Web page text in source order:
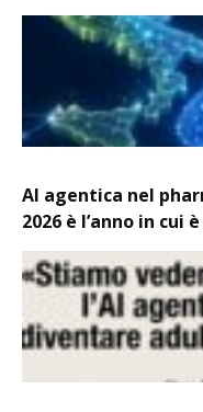
AI agentica nel
2026 è l’anno in cui